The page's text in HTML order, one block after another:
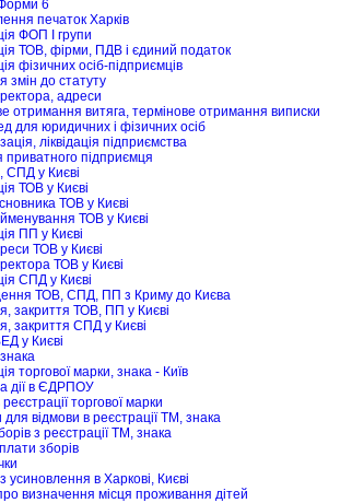
6
печаток Харків
ФОП I групи
ТОВ, фірми, ПДВ і єдиний податок
фізичних осіб-підприємців
змін до статуту
адреси
отримання витяга, термінове отримання виписки
для юридичних і фізичних осіб
ліквідація підприємства
приватного підприємця
СПД у Києві
ТОВ у Києві
ТОВ у Києві
ТОВ у Києві
ПП у Києві
ТОВ у Києві
ТОВ у Києві
СПД у Києві
ТОВ, СПД, ПП з Криму до Києва
закриття ТОВ, ПП у Києві
закриття СПД у Києві
у Києві
торгової марки, знака - Київ
дії в ЄДРПОУ
реєстрації торгової марки
для відмови в реєстрації ТМ, знака
з реєстрації ТМ, знака
зборів
усиновлення в Харкові, Києві
визначення місця проживання дітей